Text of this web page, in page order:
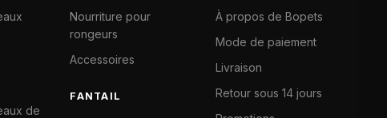
de
Nourriture pour
rongeurs
Accessoires
FANTAIL
À propos de Bopets
Mode de paiement
Livraison
Retour sous 14 jours